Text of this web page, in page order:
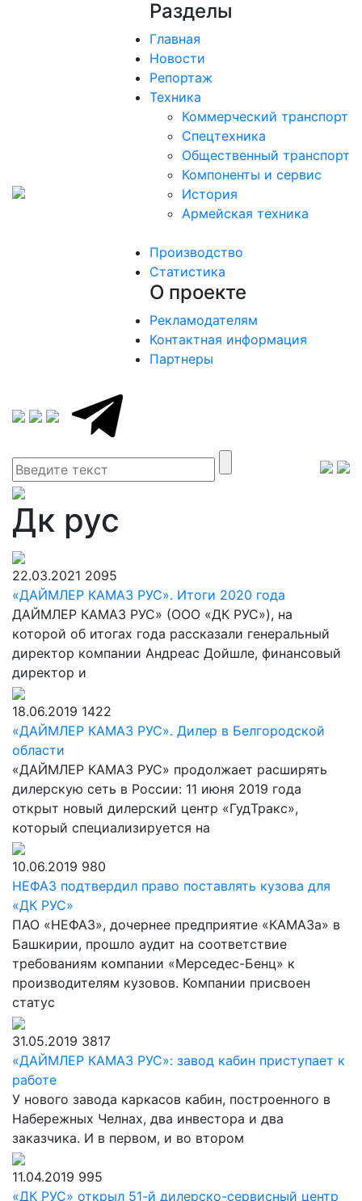
Разделы
Главная
Новости
Репортаж
Техника
Коммерческий транспорт
Спецтехника
Общественный транспорт
Компоненты и сервис
История
Армейская техника
Производство
Статистика
О проекте
Рекламодателям
Контактная информация
Партнеры
Дк рус
22.03.2021 2095
«ДАЙМЛЕР КАМАЗ РУС». Итоги 2020 года
ДАЙМЛЕР КАМАЗ РУС» (ООО «ДК РУС»), на
которой об итогах года рассказали генеральный
директор компании Андреас Дойшле, финансовый
директор и
18.06.2019 1422
«ДАЙМЛЕР КАМАЗ РУС». Дилер в Белгородской
области
«ДАЙМЛЕР КАМАЗ РУС» продолжает расширять
дилерскую сеть в России: 11 июня 2019 года
открыт новый дилерский центр «ГудТракс»,
который специализируется на
10.06.2019 980
НЕФАЗ подтвердил право поставлять кузова для
«ДК РУС»
ПАО «НЕФАЗ», дочернее предприятие «КАМАЗа» в
Башкирии, прошло аудит на соответствие
требованиям компании «Мерседес-Бенц» к
производителям кузовов. Компании присвоен
статус
31.05.2019 3817
«ДАЙМЛЕР КАМАЗ РУС»: завод кабин приступает к
работе
У нового завода каркасов кабин, построенного в
Набережных Челнах, два инвестора и два
заказчика. И в первом, и во втором
11.04.2019 995
«ДК РУС» открыл 51-й дилерско-сервисный центр